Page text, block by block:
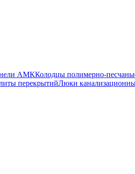
АМККолодцы полимерно-
перекрытийЛюки